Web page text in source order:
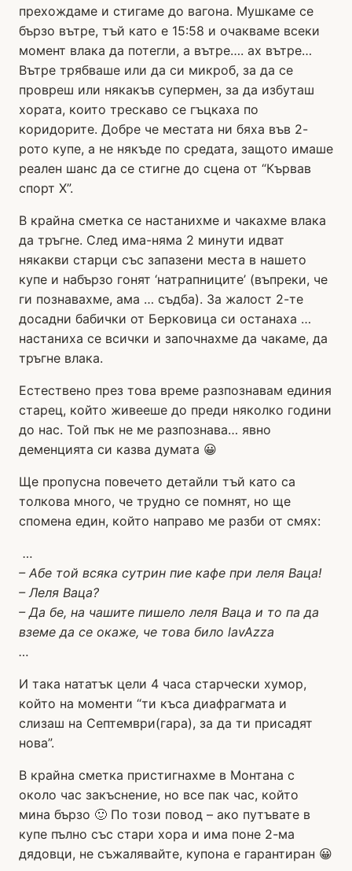
прехождаме и стигаме до вагона. Мушкаме се
бързо вътре, тъй като е 15:58 и очакваме всеки
момент влака да потегли, а вътре…. ах вътре…
Вътре трябваше или да си микроб, за да се
провреш или някакъв супермен, за да избуташ
хората, които трескаво се гъцкаха по
коридорите. Добре че местата ни бяха във 2-
рото купе, а не някъде по средата, защото имаше
реален шанс да се стигне до сцена от “Кървав
спорт Х”.
В крайна сметка се настанихме и чакахме влака
да тръгне. След има-няма 2 минути идват
някакви старци със запазени места в нашето
купе и набързо гонят ‘натрапниците’ (въпреки, че
ги познавахме, ама … съдба). За жалост 2-те
досадни бабички от Берковица си останаха …
настаниха се всички и започнахме да чакаме, да
тръгне влака.
Естествено през това време разпознавам единия
старец, който живееше до преди няколко години
до нас. Той пък не ме разпознава… явно
деменцията си казва думата 😀
Ще пропусна повечето детайли тъй като са
толкова много, че трудно се помнят, но ще
спомена един, който направо ме разби от смях:
…
– Абе той всяка сутрин пие кафе при леля Ваца!
– Леля Ваца?
– Да бе, на чашите пишело леля Ваца и то па да
вземе да се окаже, че това било lavAzza
…
И така нататък цели 4 часа старчески хумор,
който на моменти “ти къса диафрагмата и
слизаш на Септември(гара), за да ти присадят
нова”.
В крайна сметка пристигнахме в Монтана с
около час закъснение, но все пак час, който
мина бързо 🙂 По този повод – ако путъвате в
купе пълно със стари хора и има поне 2-ма
дядовци, не съжалявайте, купона е гарантиран 😀